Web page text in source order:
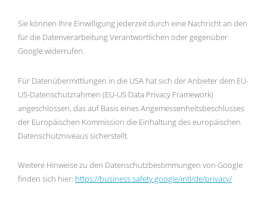
Sie können Ihre Einwilligung jederzeit durch eine Nachricht an den
für die Datenverarbeitung Verantwortlichen oder gegenüber
Google widerrufen.
Für Datenübermittlungen in die USA hat sich der Anbieter dem EU-
US-Datenschutzrahmen (EU-US Data Privacy Framework)
angeschlossen, das auf Basis eines Angemessenheitsbeschlusses
der Europäischen Kommission die Einhaltung des europäischen
Datenschutzniveaus sicherstellt.
Weitere Hinweise zu den Datenschutzbestimmungen von Google
finden sich hier: https://business.safety.google/intl/de/privacy/